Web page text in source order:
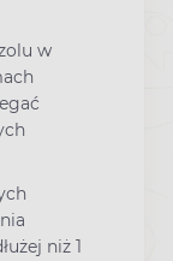
w
niż 1